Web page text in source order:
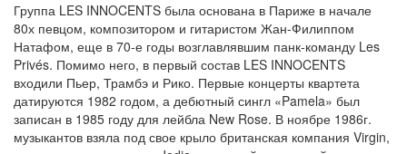
Группа LES INNOCENTS была основана в Париже в начале
80х певцом, композитором и гитаристом Жан-Филиппом
Натафом, еще в 70-е годы возглавлявшим панк-команду Les
Privés. Помимо него, в первый состав LES INNOCENTS
входили Пьер, Трамбэ и Рико. Первые концерты квартета
датируются 1982 годом, а дебютный сингл «Pamela» был
записан в 1985 году для лейбла New Rose. В ноябре 1986г.
музыкантов взяла под свое крыло британская компания Virgin,